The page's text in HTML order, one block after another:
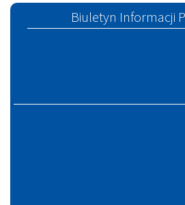
Szczucinie
Biuletyn Informacji